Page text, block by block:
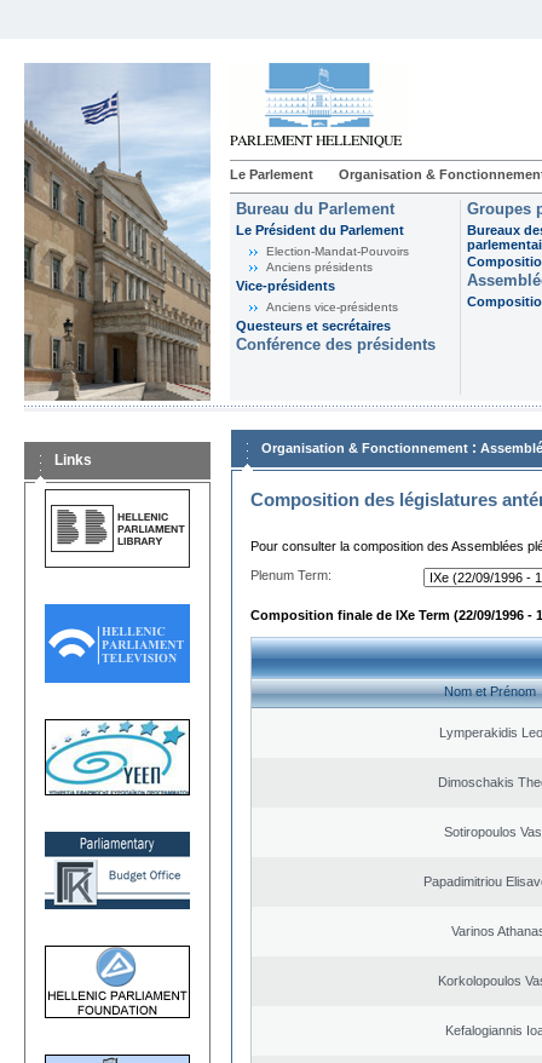
Le Parlement Organisation &
Bureau du Parlement
Le Président du Parlement
Election-Mandat-Pouvoirs
Anciens présidents
Vice-présidents
Anciens vice-présidents
Questeurs et secrétaires
Conférence des présidents
Groupes
Bureaux
Links
Organisation & Fonctionnement :
Composition des législatures
Pour consulter la composition des Assemblées
Plenum Term:
Composition finale de IXe Term (22/09/1996 -
Nom et Prénom
Lymperakidis
Dimoschakis
Sotiropoulos
Papadimitriou
Varinos
Korkolopoulos
Kefalogiannis